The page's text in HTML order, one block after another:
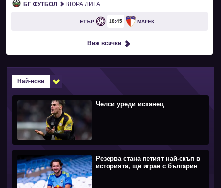
БГ ФУТБОЛ ВТОРА ЛИГА
ЕТЪР 18 45 МАРЕК
Виж всички
Най-нови
Челси уреди испанец
Резерва стана петият най-скъп в
историята, ще играе с българин